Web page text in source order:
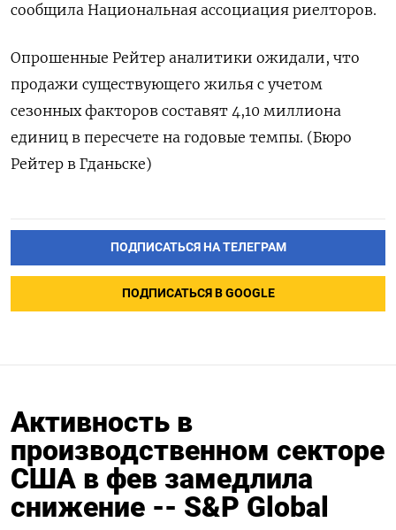
сообщила Национальная ассоциация риелторов.
Опрошенные Рейтер аналитики ожидали, что
продажи существующего жилья с учетом
сезонных факторов составят 4,10 миллиона
единиц в пересчете на годовые темпы. (Бюро
Рейтер в Гданьске)
ПОДПИСАТЬСЯ НА ТЕЛЕГРАМ
ПОДПИСАТЬСЯ В GOOGLE
Активность в
производственном секторе
США в фев замедлила
снижение -- S&P Global